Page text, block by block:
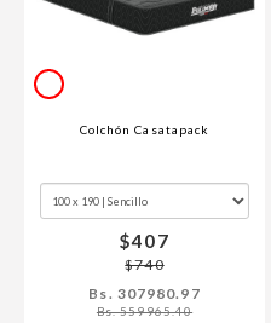
Colchón Casatapack
$407
$740
Bs. 307980.97
Bs. 559965.40